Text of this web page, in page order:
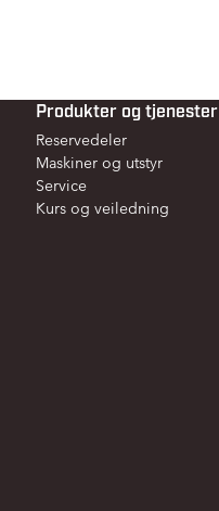
Produkter og tjenester
Reservedeler
Maskiner og utstyr
Service
Kurs og veiledning